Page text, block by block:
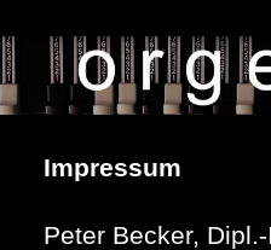
Impressum
Peter Becker,